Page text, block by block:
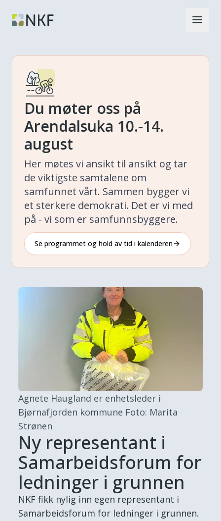
Du møter oss på
Arendalsuka 10.-14.
august
Her møtes vi ansikt til ansikt og tar
de viktigste samtalene om
samfunnet vårt. Sammen bygger vi
et sterkere demokrati. Det er vi med
på - vi som er samfunnsbyggere.
Se programmet og hold av tid i kalenderen
Agnete Haugland er enhetsleder i
Bjørnafjorden kommune Foto: Marita
Strønen
Ny representant i
Samarbeidsforum for
ledninger i grunnen
NKF fikk nylig inn egen representant i
Samarbeidsforum for ledninger i grunnen.